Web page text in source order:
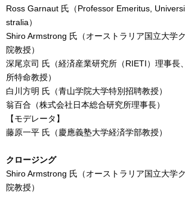
Ross Garnaut 氏（Professor Emeritus,
stralia）
Shiro Armstrong 氏（オーストラリア国立大学
院教授）
深尾京司 氏（経済産業研究所（RIETI）理事長
所特命教授）
白川方明 氏（青山学院大学特別招聘教授）
翁百合（株式会社日本総合研究所理事長）
【モデレータ】
藤原一平 氏（慶應義塾大学経済学部教授）
クロージング
Shiro Armstrong 氏（オーストラリア国立大学
院教授）